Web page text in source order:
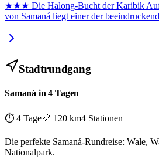
★★★ Die Halong-Bucht der Karibik Auf
von Samaná liegt einer der
Stadtrundgang
Samaná in 4 Tagen
⏱ 4 Tage📏 120 km4 Stationen
Die perfekte Samaná-Rundreise: Wale,
Nationalpark.